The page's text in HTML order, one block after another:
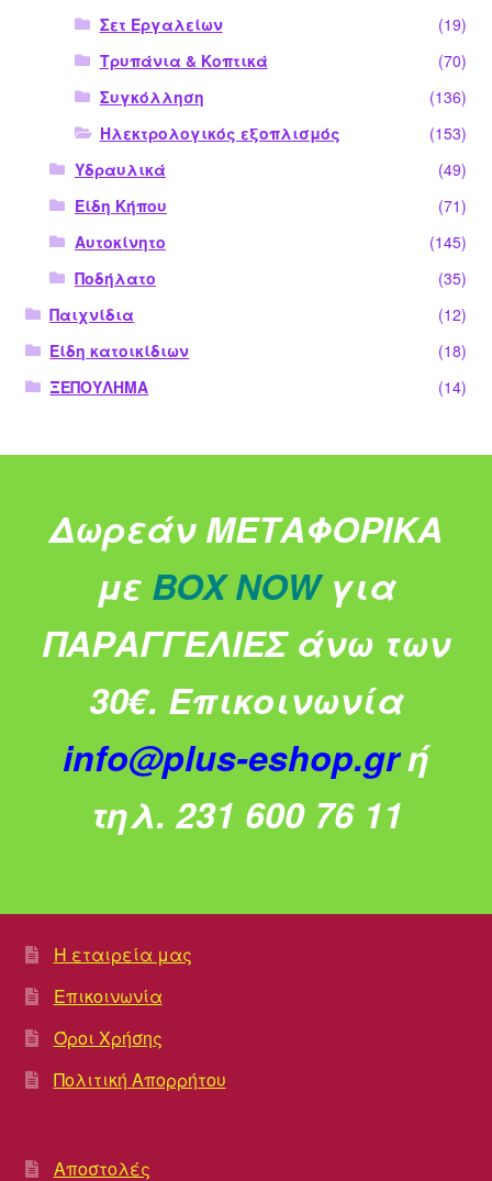
Σετ Εργαλείων
(19)
Τρυπάνια & Κοπτικά
(70)
Συγκόλληση
(136)
Ηλεκτρολογικός εξοπλισμός
(153)
Υδραυλικά
(49)
Είδη Κήπου
(71)
Αυτοκίνητο
(145)
Ποδήλατο
(35)
Παιχνίδια
(12)
Είδη κατοικίδιων
(18)
ΞΕΠΟΥΛΗΜΑ
(14)
Δωρεάν ΜΕΤΑΦΟΡΙΚΑ
με BOX NOW για
ΠΑΡΑΓΓΕΛΙΕΣ άνω των
30€. Επικοινωνία
info@plus-eshop.grή
τηλ. 231 600 76 11
Η εταιρεία μας
Επικοινωνία
Όροι Χρήσης
Πολιτική Απορρήτου
Αποστολές